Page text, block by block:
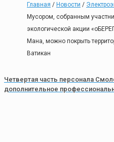
Главная / Новости /
Мусором, собранным
экологической акции
Мана, можно покрыть
Ватикан
Четвертая часть персонала
дополнительное